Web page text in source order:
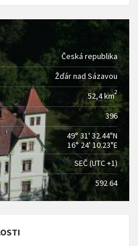
Česká republika
Žďár nad Sázavou
52,4 km2
396
49° 31' 32.44"N
16° 24' 10.23"E
SEČ (UTC +1)
592 64